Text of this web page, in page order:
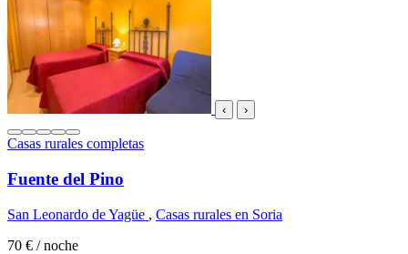
‹ ›
Casas rurales completas
Fuente del Pino
San Leonardo de Yagüe , Casas rurales en Soria
70 € / noche